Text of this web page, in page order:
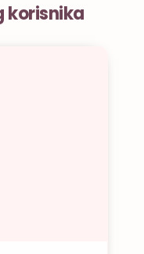
korisnika